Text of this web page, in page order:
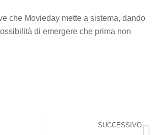
che Movieday mette a sistema, dando
di emergere che prima non
SUCCESSIVO